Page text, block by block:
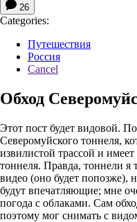
26
Categories:
Путешествия
Россия
Cancel
Обход
Этот пост будет видовой.
Северомуйского тоннеля,
извилистой трассой и
тоннеля. Правда, тоннели я
видео (оно будет попозже),
будут впечатляющие; мне
погода с облаками. Сам
поэтому мог снимать с